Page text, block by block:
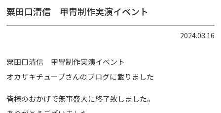
粟田口清信 甲冑制作実演イベント
2024.03.16
粟田口清信 甲冑制作実演イベント
オカザキチューブさんのブログに載りました
皆様のおかげで無事盛大に終了致しました。